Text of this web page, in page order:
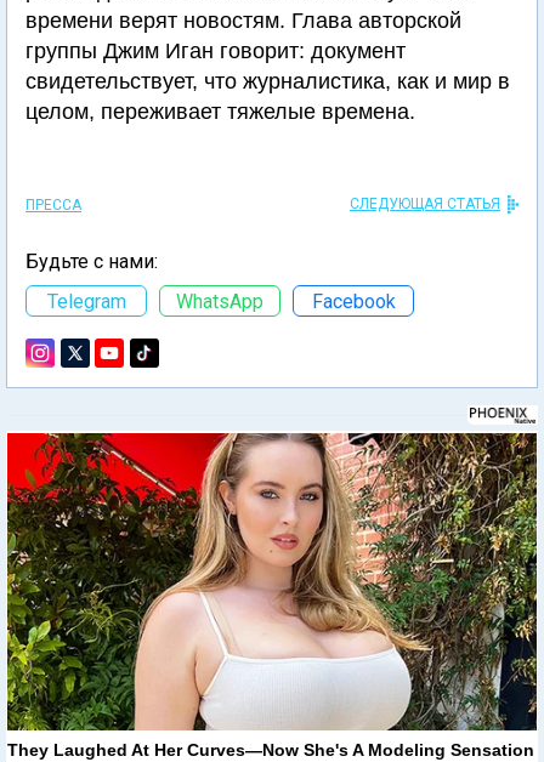
времени верят новостям. Глава авторской
группы Джим Иган говорит: документ
свидетельствует, что журналистика, как и мир в
целом, переживает тяжелые времена.
ПРЕССА СЛЕДУЮЩАЯ СТАТЬЯ
Будьте с нами:
Telegram
WhatsApp Facebook
They Laughed At Her Curves—Now She's A Modeling Sensation